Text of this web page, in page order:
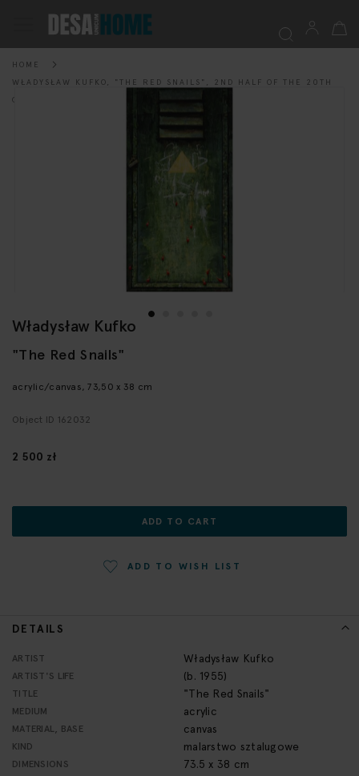
My
HOME
WŁADYSŁAW KUFKO, "THE RED SNAILS", 2ND HALF OF THE 20TH
CENTURY
Skip
Skip
beginning
the
gallery
DETAILS
More
Information
ARTIST Władysław Kufko
ARTIST'S LIFE (b. 1955)
TITLE "The Red Snails"
MEDIUM acrylic
MATERIAL, BASE canvas
KIND malarstwo sztalugowe
DIMENSIONS 73.5 x 38 cm
Władysław Kufko
acrylic/canvas, 73,50 x 38 cm
"The Red Snails"
Object ID 162032
2 500 zł
ADD TO CART
ADD TO WISH LIST